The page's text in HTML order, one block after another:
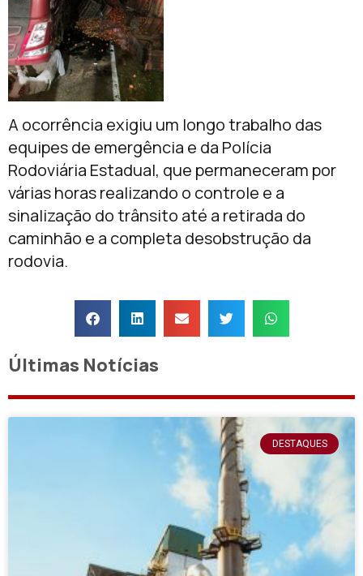
A ocorrência exigiu um longo trabalho das
equipes de emergência e da Polícia
Rodoviária Estadual, que permaneceram por
várias horas realizando o controle e a
sinalização do trânsito até a retirada do
caminhão e a completa desobstrução da
rodovia.
Últimas Notícias
DESTAQUES